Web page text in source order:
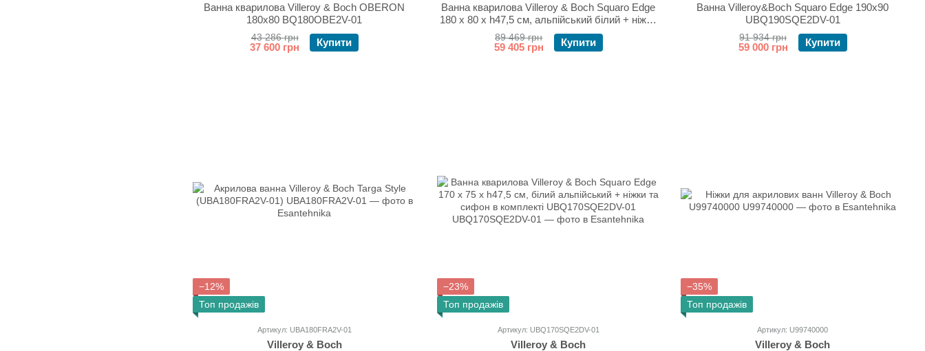
Ванна кварилова Villeroy & Boch OBERON
180x80 BQ180OBE2V-01
43 286 грн
37 600 грн Купити
Ванна кварилова Villeroy & Boch Squaro Edge
180 х 80 х h47,5 см, альпійський білий + ніжки
та сифон у комплекті UBQ180SQE2DV-01
89 469 грн
59 405 грн Купити
Ванна Villeroy&Boch Squaro Edge 190x90
UBQ190SQE2DV-01
91 934 грн
59 000 грн Купити
−12%
Топ продажів
Артикул: UBA180FRA2V-01
Villeroy & Boch
−23%
Топ продажів
Артикул: UBQ170SQE2DV-01
Villeroy & Boch
−35%
Топ продажів
Артикул: U99740000
Villeroy & Boch